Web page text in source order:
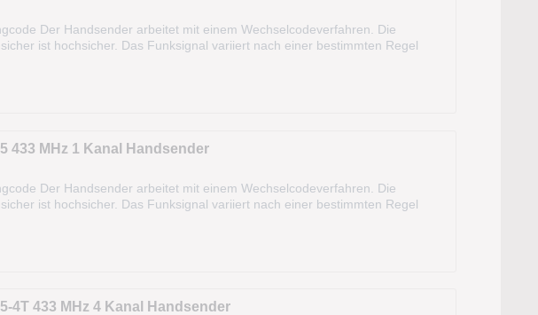
Der Handsender arbeitet mit einem Wechselcodeverfahren. Die
ist hochsicher. Das Funksignal variiert nach einer bestimmten Regel
433 MHz 1 Kanal Handsender
Der Handsender arbeitet mit einem Wechselcodeverfahren. Die
ist hochsicher. Das Funksignal variiert nach einer bestimmten Regel
4T 433 MHz 4 Kanal Handsender